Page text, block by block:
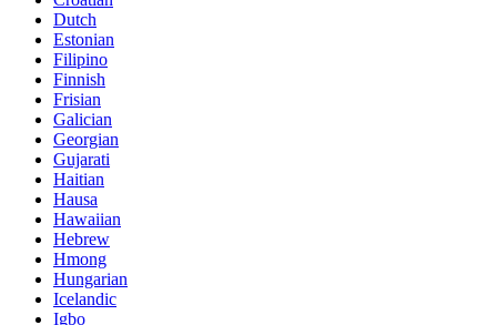
Dutch
Estonian
Filipino
Finnish
Frisian
Galician
Georgian
Gujarati
Haitian
Hausa
Hawaiian
Hebrew
Hmong
Hungarian
Icelandic
Igbo